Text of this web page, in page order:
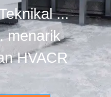
...
menarik
HVACR